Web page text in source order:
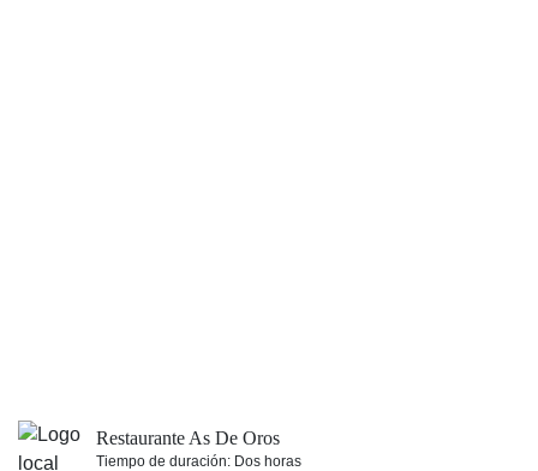
Restaurante As De Oros
Tiempo de duración: Dos horas